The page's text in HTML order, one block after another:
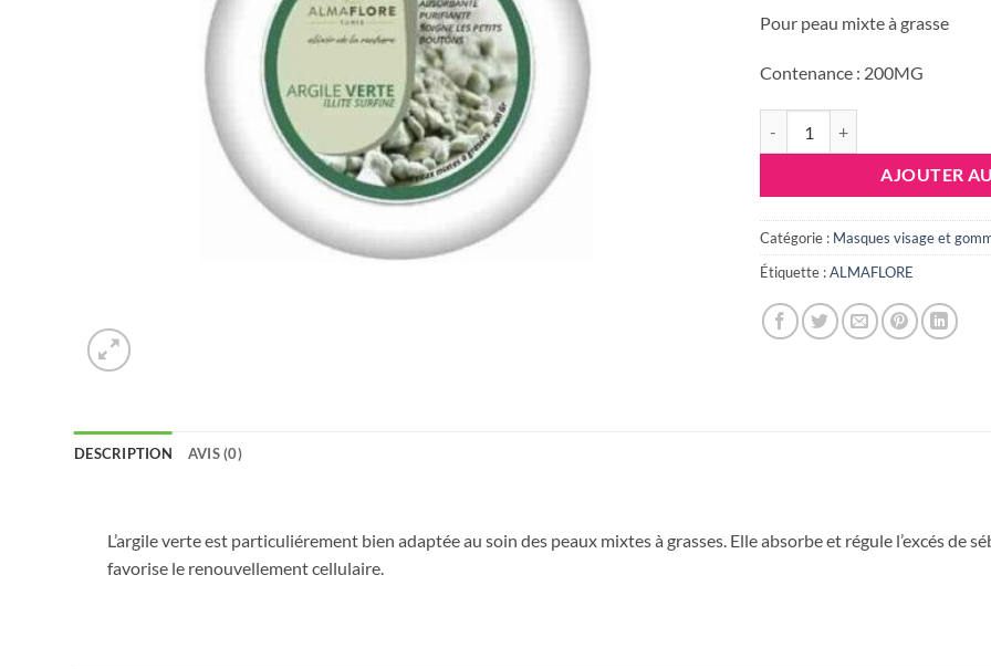
Pour peau mixte à grasse
Contenance : 200MG
AJOUTER
Catégorie : Masques visage et
Étiquette :ALMAFLORE
DESCRIPTION AVIS (0)
L’argile verte est particuliérement bien adaptée au soin des peaux mixtes à grasses. Elle absorbe et régule l’excés de
favorise le renouvellement cellulaire.